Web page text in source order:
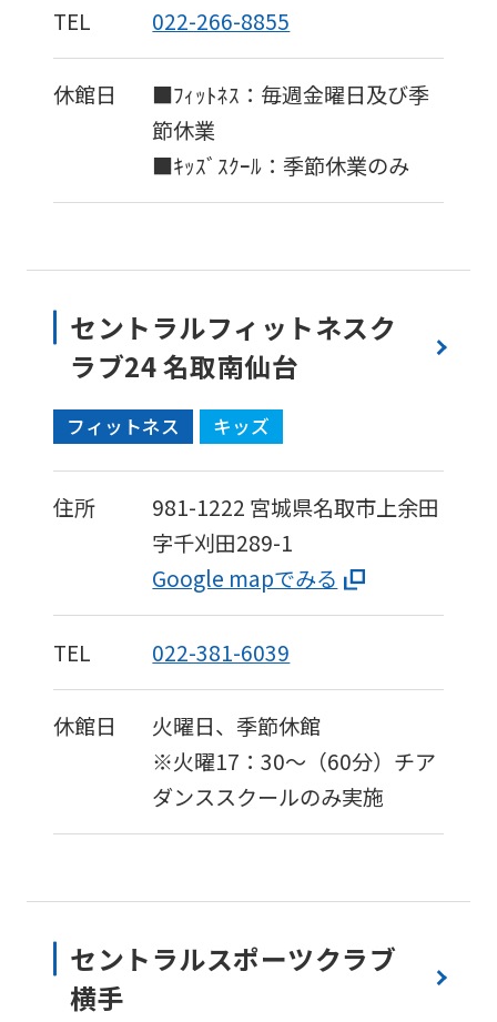
TEL 022-266-8855
休館日
■ﾌｨｯﾄﾈｽ：毎週金曜日及び季
節休業
■ｷｯｽﾞｽｸｰﾙ：季節休業のみ
セントラルフィットネスク
ラブ24 名取南仙台
フィットネス キッズ
住所 981-1222 宮城県名取市上余田
字千刈田289-1
Google mapでみる
TEL 022-381-6039
休館日
火曜日、季節休館
※火曜17：30〜（60分）チア
ダンススクールのみ実施
セントラルスポーツクラブ
横手